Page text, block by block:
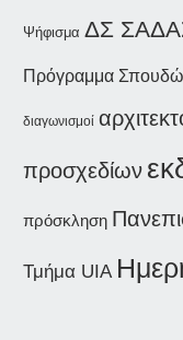
Ψήφισμα ΔΣ
Πρόγραμμα
διαγωνισμοί
προσχεδίων
πρόσκληση
Τμήμα UIA